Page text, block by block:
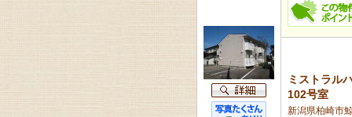
ミストラル
102号室
新潟県柏崎市